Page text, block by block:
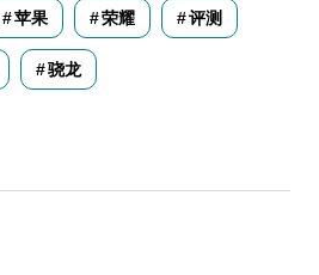
苹果 荣耀 评测
骁龙